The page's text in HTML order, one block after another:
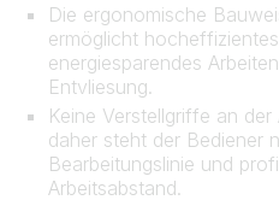
Die ergonomische
ermöglicht
energiesparendes
Entvliesung.
Keine Verstellgriffe an
daher steht der Bediener
Bearbeitungslinie und
Arbeitsabstand.